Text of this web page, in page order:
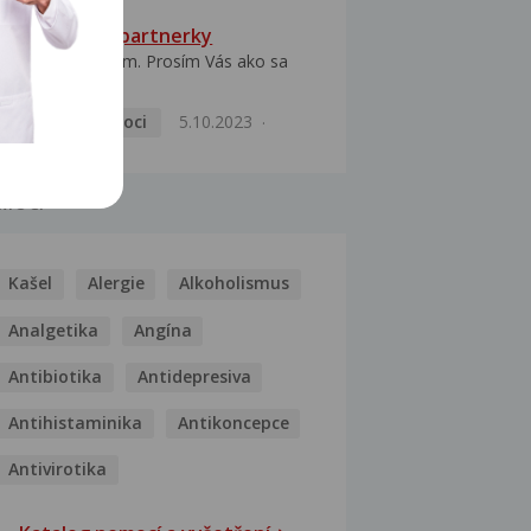
HPV typ 52 u partnerky
Dobrý deň prajem. Prosím Vás ako sa
Pohlavní nemoci
5.10.2023
Kašel Alergie Alkoholismus
Analgetika Angína
Antibiotika Antidepresiva
Antihistaminika Antikoncepce
Antivirotika